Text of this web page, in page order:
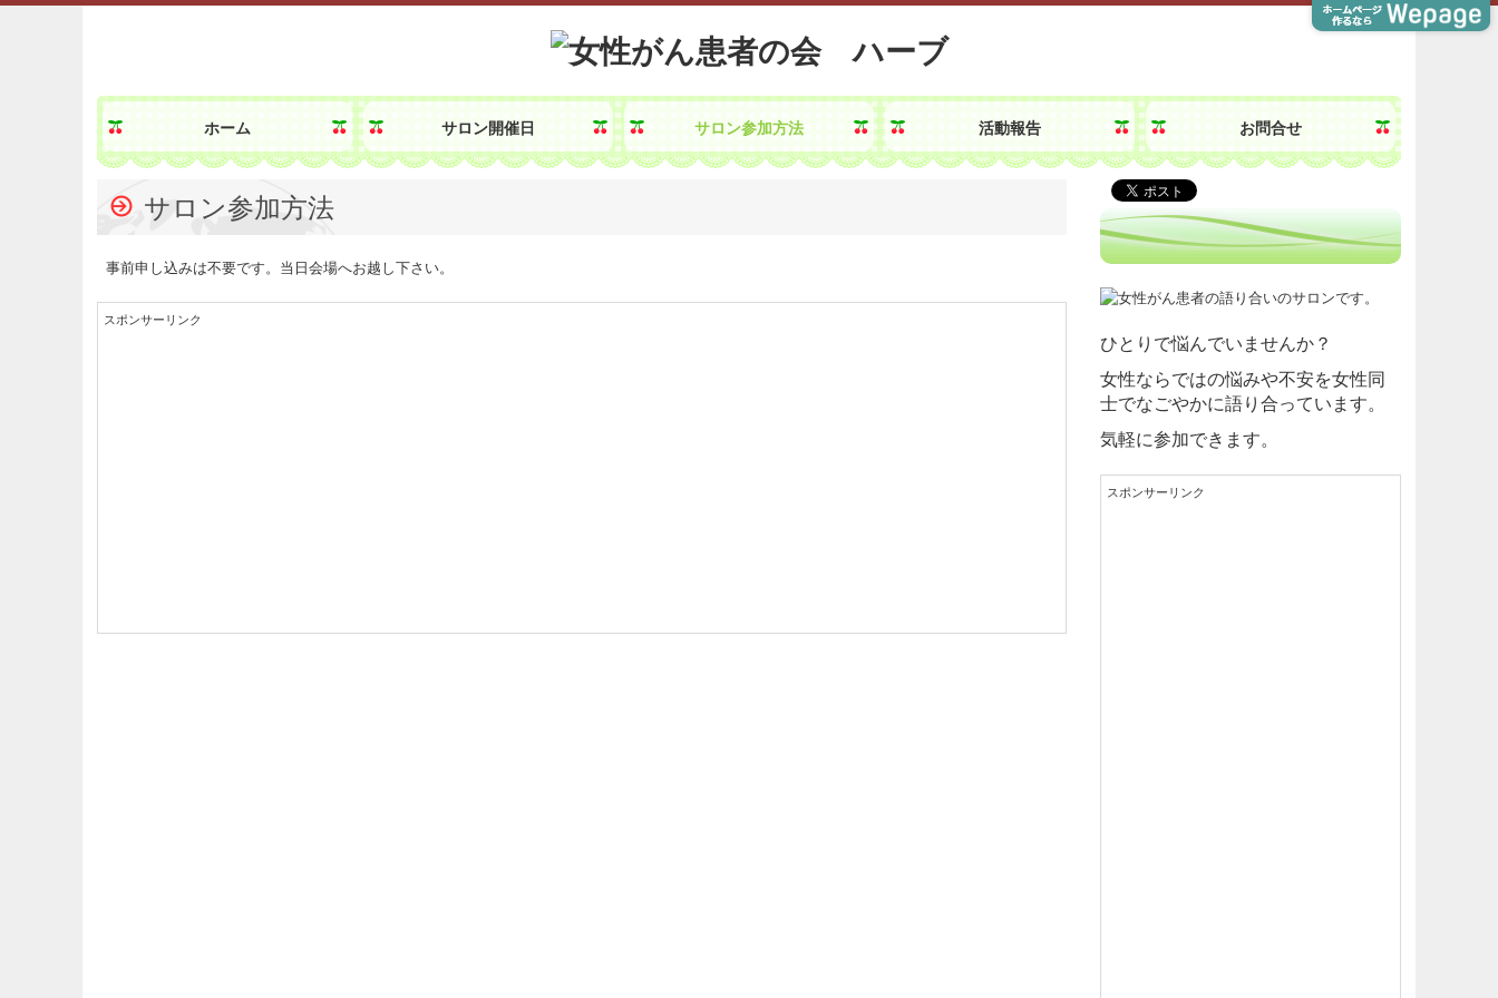
ホーム サロン開催日 サロン参加方法 活動報告 お問合せ
サロン参加方法
事前申し込みは不要です。当日会場へお越し下さい。
スポンサーリンク
ひとりで悩んでいませんか？
女性ならではの悩みや不安を女性同
士でなごやかに語り合っています。
気軽に参加できます。
スポンサーリンク